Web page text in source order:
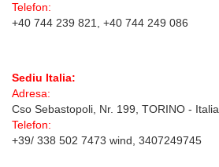
Telefon:
+40 744 239 821, +40 744 249 086
Sediu Italia:
Adresa:
Cso Sebastopoli, Nr. 199, TORINO - Italia
Telefon:
+39/ 338 502 7473 wind, 3407249745